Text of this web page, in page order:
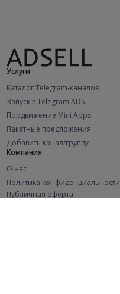
Услуги
Каталог Telegram-каналов
Запуск в Telegram ADS
Продвижение Mini Apps
Пакетные предложения
Добавить канал/группу
Компания
О нас
Политика конфиденциальности
Публичная оферта